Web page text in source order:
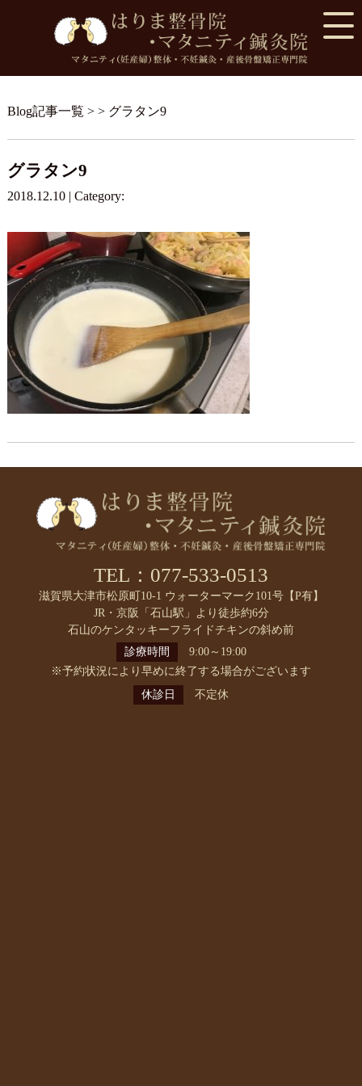
Blog記事一覧 > > グラタン9
グラタン9
2018.12.10 | Category:
TEL：077-533-0513
滋賀県大津市松原町10-1 ウォーターマーク101号【P有】
JR・京阪「石山駅」より徒歩約6分
石山のケンタッキーフライドチキンの斜め前
診療時間
9:00～19:00
※予約状況により早めに終了する場合がございます
休診日
不定休